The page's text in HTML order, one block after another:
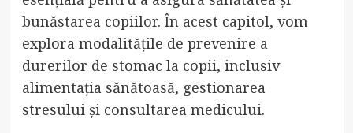
bunăstarea copiilor. În acest capitol, vom
explora modalitățile de prevenire a
durerilor de stomac la copii, inclusiv
alimentația sănătoasă, gestionarea
stresului și consultarea medicului.